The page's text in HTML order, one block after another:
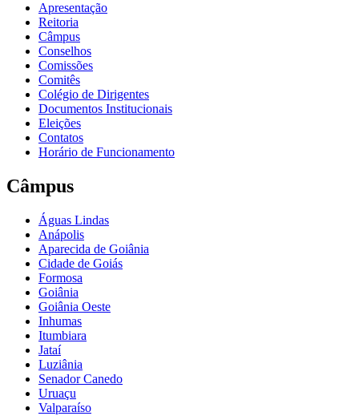
Apresentação
Reitoria
Câmpus
Conselhos
Comissões
Comitês
Colégio de Dirigentes
Documentos Institucionais
Eleições
Contatos
Horário de Funcionamento
Câmpus
Águas Lindas
Anápolis
Aparecida de Goiânia
Cidade de Goiás
Formosa
Goiânia
Goiânia Oeste
Inhumas
Itumbiara
Jataí
Luziânia
Senador Canedo
Uruaçu
Valparaíso